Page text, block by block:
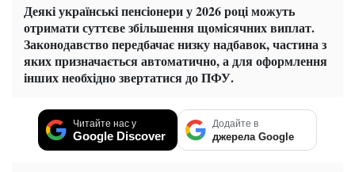
Деякі українські пенсіонери у 2026 році можуть
отримати суттєве збільшення щомісячних виплат.
Законодавство передбачає низку надбавок, частина з
яких призначається автоматично, а для оформлення
інших необхідно звертатися до ПФУ.
Читайте нас у
Google Discover
Додайте в
джерела Google